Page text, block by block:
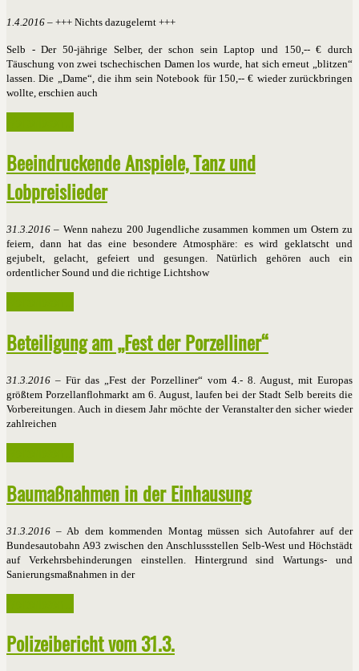
1.4.2016 – +++ Nichts dazugelernt +++
Selb - Der 50-jährige Selber, der schon sein Laptop und 150,-- € durch
Täuschung von zwei tschechischen Damen los wurde, hat sich erneut „blitzen“
lassen. Die „Dame“, die ihm sein Notebook für 150,-- € wieder zurückbringen
wollte, erschien auch
Beeindruckende Anspiele, Tanz und
Lobpreislieder
31.3.2016 – Wenn nahezu 200 Jugendliche zusammen kommen um Ostern zu
feiern, dann hat das eine besondere Atmosphäre: es wird geklatscht und
gejubelt, gelacht, gefeiert und gesungen. Natürlich gehören auch ein
ordentlicher Sound und die richtige Lichtshow
Beteiligung am „Fest der Porzelliner“
31.3.2016 – Für das „Fest der Porzelliner“ vom 4.- 8. August, mit Europas
größtem Porzellanflohmarkt am 6. August, laufen bei der Stadt Selb bereits die
Vorbereitungen. Auch in diesem Jahr möchte der Veranstalter den sicher wieder
zahlreichen
Baumaßnahmen in der Einhausung
31.3.2016 – Ab dem kommenden Montag müssen sich Autofahrer auf der
Bundesautobahn A93 zwischen den Anschlussstellen Selb-West und Höchstädt
auf Verkehrsbehinderungen einstellen. Hintergrund sind Wartungs- und
Sanierungsmaßnahmen in der
Polizeibericht vom 31.3.